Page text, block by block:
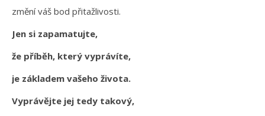
změní váš bod přitažlivosti.
Jen si zapamatujte,
že příběh, který vyprávíte,
je základem vašeho života.
Vyprávějte jej tedy takový,